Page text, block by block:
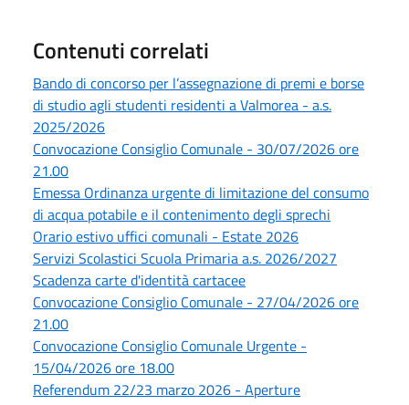
Contenuti correlati
Bando di concorso per l’assegnazione di premi e borse
di studio agli studenti residenti a Valmorea - a.s.
2025/2026
Convocazione Consiglio Comunale - 30/07/2026 ore
21.00
Emessa Ordinanza urgente di limitazione del consumo
di acqua potabile e il contenimento degli sprechi
Orario estivo uffici comunali - Estate 2026
Servizi Scolastici Scuola Primaria a.s. 2026/2027
Scadenza carte d'identità cartacee
Convocazione Consiglio Comunale - 27/04/2026 ore
21.00
Convocazione Consiglio Comunale Urgente -
15/04/2026 ore 18.00
Referendum 22/23 marzo 2026 - Aperture